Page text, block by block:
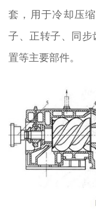
套，用于冷却压
子、正转子、同步
置等主要部件。